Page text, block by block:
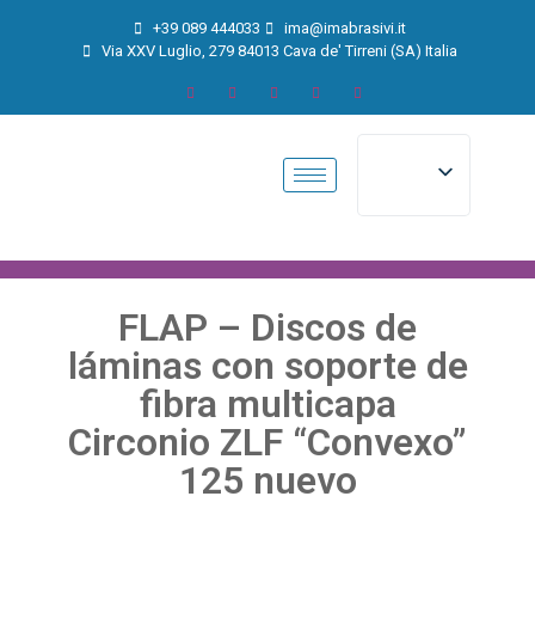
+39 089 444033
ima@imabrasivi.it
Via XXV Luglio, 279 84013 Cava de' Tirreni (SA) Italia
FLAP – Discos de
láminas con soporte de
fibra multicapa
Circonio ZLF “Convexo”
125 nuevo